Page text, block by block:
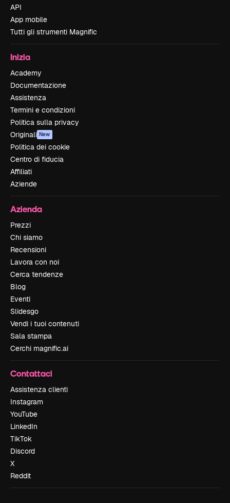
API
App mobile
Tutti gli strumenti Magnific
Inizia
Academy
Documentazione
Assistenza
Termini e condizioni
Politica sulla privacy
Originali New
Politica dei cookie
Centro di fiducia
Affiliati
Aziende
Azienda
Prezzi
Chi siamo
Recensioni
Lavora con noi
Cerca tendenze
Blog
Eventi
Slidesgo
Vendi i tuoi contenuti
Sala stampa
Cerchi magnific.ai
Contattaci
Assistenza clienti
Instagram
YouTube
LinkedIn
TikTok
Discord
X
Reddit